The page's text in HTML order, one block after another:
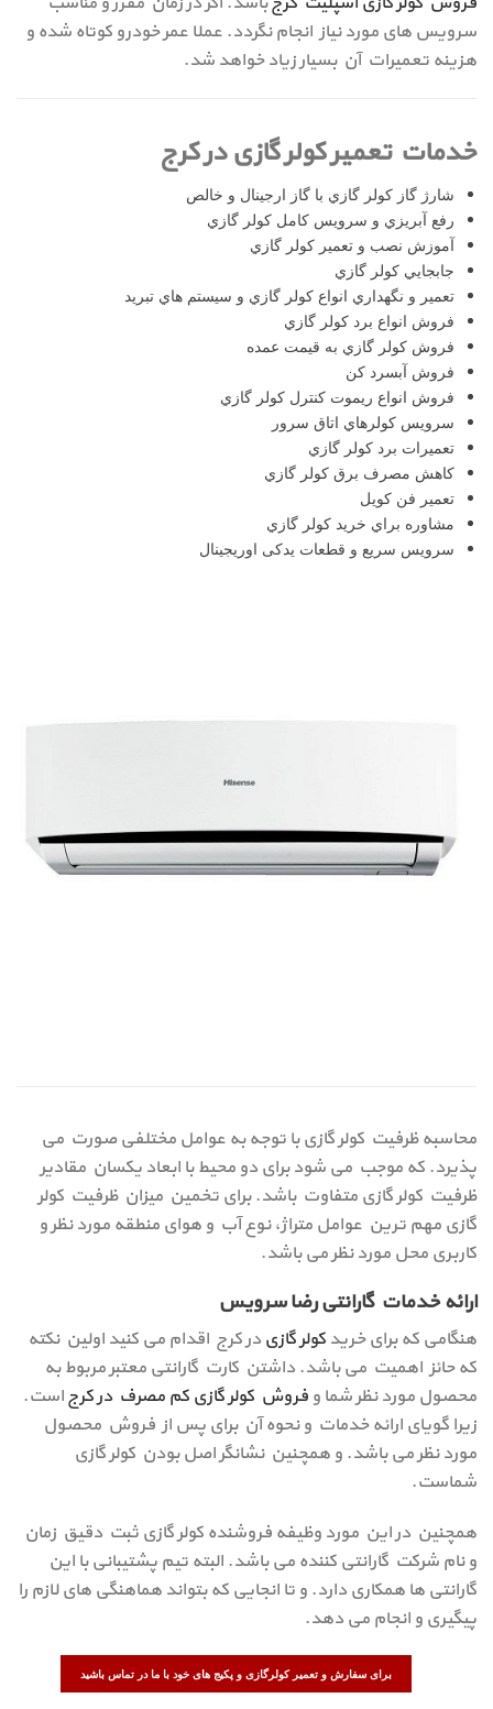
سرویس های مورد نیاز انجام نگردد. عملا عمر خودرو كوتاه شده و
هزینه تعمیرات آن بسیار زیاد خواهد شد.
خدمات تعمیر کولر گازی در کرج
شارژ گاز کولر گازي با گاز ارجينال و خالص
رفع آبريزي و سرويس کامل کولر گازي
آموزش نصب و تعمير کولر گازي
جابجايي کولر گازي
تعمير و نگهداري انواع کولر گازي و سيستم هاي تبريد
فروش انواع برد کولر گازي
فروش کولر گازي به قيمت عمده
فروش آبسرد کن
فروش انواع ريموت کنترل کولر گازي
سرويس کولرهاي اتاق سرور
تعميرات برد کولر گازي
کاهش مصرف برق کولر گازي
تعمير فن کويل
مشاوره براي خريد کولر گازي
سرويس سريع و قطعات یدکی اوريجينال
محاسبه ظرفیت کولر گازی با توجه به عوامل مختلفی صورت می
پذیرد. که موجب می شود برای دو محیط با ابعاد یکسان مقادیر
ظرفیت کولر گازی متفاوت باشد. برای تخمین میزان ظرفیت کولر
گازی مهم ترین عوامل متراژ، نوع آب و هوای منطقه مورد نظر و
کاربری محل مورد نظر می باشد.
ارائه خدمات گارانتی رضا سرویس
هنگامی که برای خرید کولر گازی در کرج اقدام می کنید اولین نکته
که حائز اهمیت می باشد. داشتن کارت گارانتی معتبر مربوط به
محصول مورد نظر شما و فروش کولر گازی کم مصرف در کرجاست.
زیرا گویای ارائه خدمات و نحوه آن برای پس از فروش محصول
مورد نظر می باشد. و همچنین نشانگر اصل بودن کولر گازی
شماست.
همچنین در این مورد وظیفه فروشنده کولر گازی ثبت دقیق زمان
و نام شرکت گارانتی کننده می باشد. البته تیم پشتیبانی با این
گارانتی ها همکاری دارد. و تا انجایی که بتواند هماهنگی های لازم را
پیگیری و انجام می دهد.
برای سفارش و تعمیر کولرگازی و پکیج های خود با ما در تماس باشید